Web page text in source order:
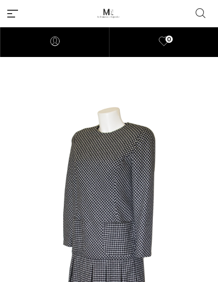
world visit Envato to buy and
sell creative assets, use smart
design templates, learn
creative skills or even hire
freelancers. With an industry-
leading marketplace paired
with an unlimited subscription
service, Envato helps creatives
like you get projects done
faster.
About Envato
0